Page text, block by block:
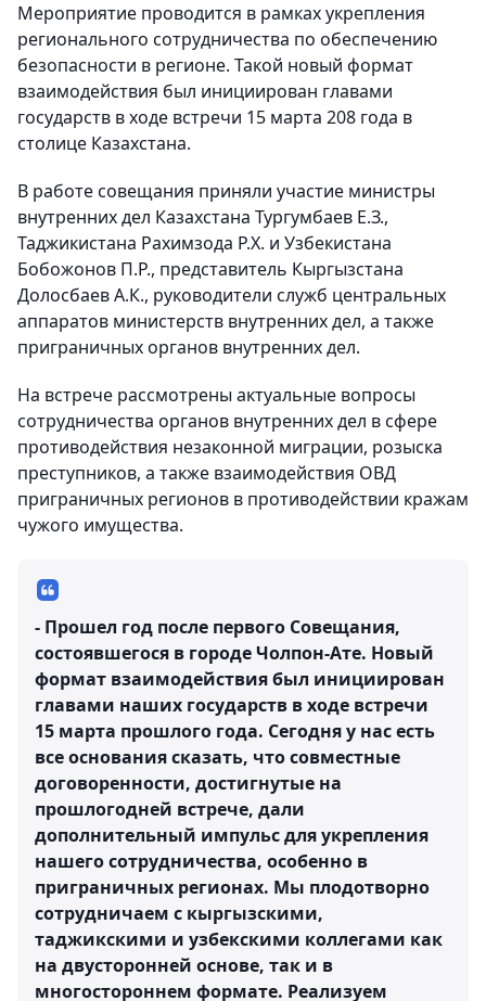
Мероприятие проводится в рамках укрепления
регионального сотрудничества по обеспечению
безопасности в регионе. Такой новый формат
взаимодействия был инициирован главами
государств в ходе встречи 15 марта 208 года в
столице Казахстана.
В работе совещания приняли участие министры
внутренних дел Казахстана Тургумбаев Е.З.,
Таджикистана Рахимзода Р.Х. и Узбекистана
Бобожонов П.Р., представитель Кыргызстана
Долосбаев А.К., руководители служб центральных
аппаратов министерств внутренних дел, а также
приграничных органов внутренних дел.
На встрече рассмотрены актуальные вопросы
сотрудничества органов внутренних дел в сфере
противодействия незаконной миграции, розыска
преступников, а также взаимодействия ОВД
приграничных регионов в противодействии кражам
чужого имущества.
- Прошел год после первого Совещания,
состоявшегося в городе Чолпон-Ате. Новый
формат взаимодействия был инициирован
главами наших государств в ходе встречи
15 марта прошлого года. Сегодня у нас есть
все основания сказать, что совместные
договоренности, достигнутые на
прошлогодней встрече, дали
дополнительный импульс для укрепления
нашего сотрудничества, особенно в
приграничных регионах. Мы плодотворно
сотрудничаем с кыргызскими,
таджикскими и узбекскими коллегами как
на двусторонней основе, так и в
многостороннем формате. Реализуем